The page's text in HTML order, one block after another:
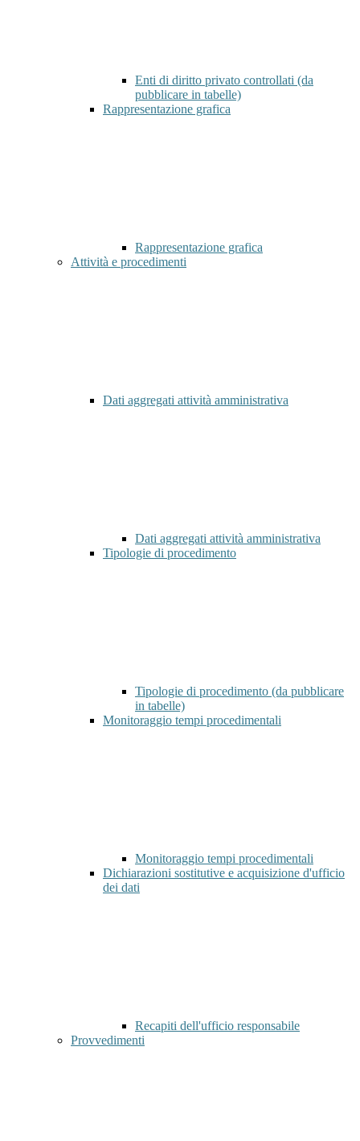
Enti di diritto privato controllati (da
pubblicare in tabelle)
Rappresentazione grafica
Rappresentazione grafica
Attività e procedimenti
Dati aggregati attività amministrativa
Dati aggregati attività amministrativa
Tipologie di procedimento
Tipologie di procedimento (da pubblicare
in tabelle)
Monitoraggio tempi procedimentali
Monitoraggio tempi procedimentali
Dichiarazioni sostitutive e acquisizione d'ufficio
dei dati
Recapiti dell'ufficio responsabile
Provvedimenti